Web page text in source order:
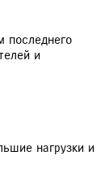
последнего
и
нагрузки и